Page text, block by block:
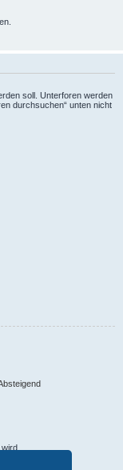
soll. Unterforen werden
durchsuchen“ unten nicht